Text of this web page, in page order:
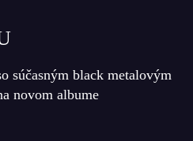
súčasným black metalovým
novom albume